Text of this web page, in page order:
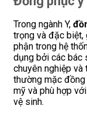
Trong ngành Y,
trọng và đặc biệt,
phận trong hệ
dụng bởi các bác
chuyên nghiệp và
thường mặc đồng
mỹ và phù hợp
vệ sinh.